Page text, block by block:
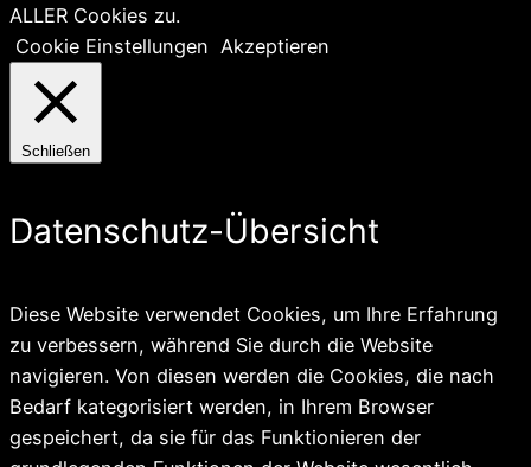
ALLER Cookies zu.
Cookie Einstellungen Akzeptieren
Schließen
Datenschutz-Übersicht
Diese Website verwendet Cookies, um Ihre Erfahrung
zu verbessern, während Sie durch die Website
navigieren. Von diesen werden die Cookies, die nach
Bedarf kategorisiert werden, in Ihrem Browser
gespeichert, da sie für das Funktionieren der